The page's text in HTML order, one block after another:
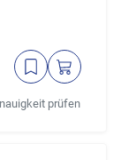
prüfen